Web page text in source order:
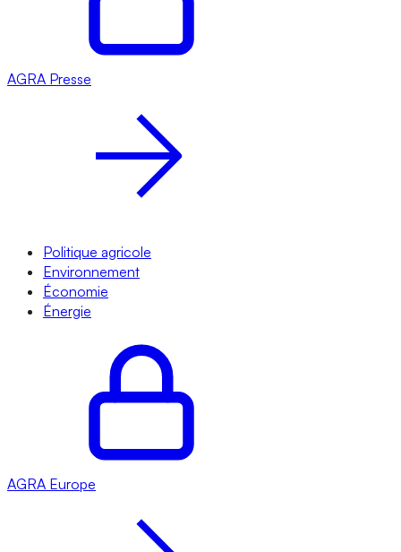
AGRA Presse
Politique agricole
Environnement
Économie
Énergie
AGRA Europe